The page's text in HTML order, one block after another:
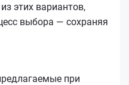
этих вариантов,
выбора — сохраняя
при